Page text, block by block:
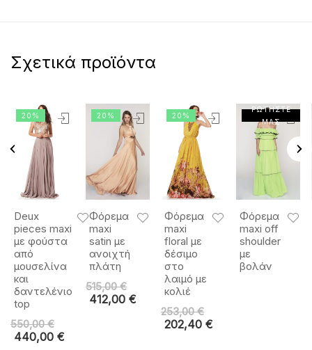
Σχετικά προϊόντα
20%
Deux
pieces maxi
με φούστα
από
μουσελίνα
και
δαντελένιο
top
550,00€
440,00 €
20%
Φόρεμα
maxi
satin με
ανοιχτή
πλάτη
515,00€
412,00€
20%
Φόρεμα
maxi
floral με
δέσιμο
στο
λαιμό με
κολιέ
253,00€
202,40€
ΡΩΤΗΣΤΕ
ΜΑΣ
Φόρεμα
maxi off
shoulder
με
βολάν